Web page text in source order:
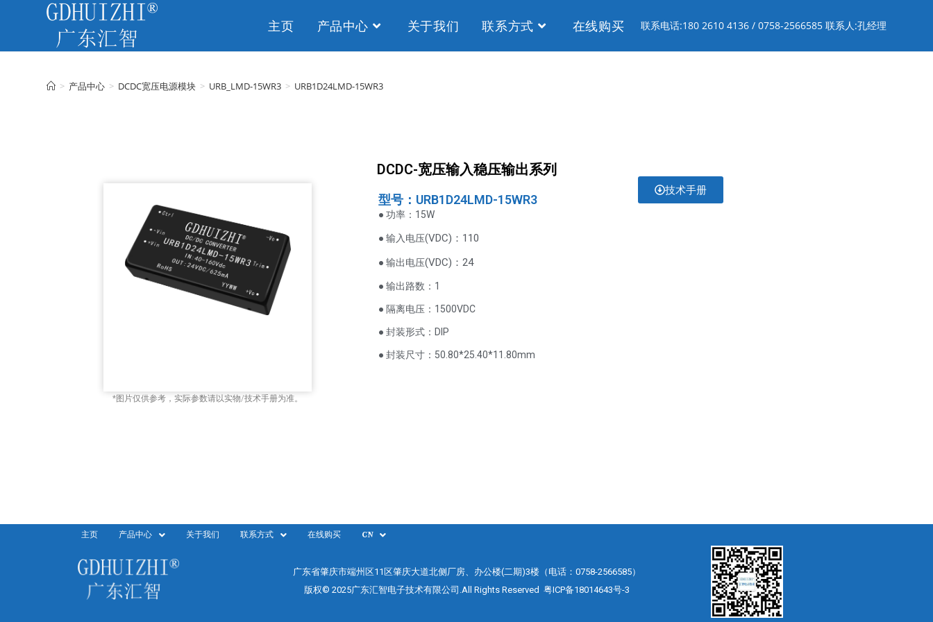
联系电话:180 2610 4136 / 0758-2566585 联系人:孔经理
主页 产品中心 关于我们 联系方式 在线购买
> 产品中心 > DCDC宽压电源模块 > URB_LMD-15WR3 > URB1D24LMD-15WR3
DCDC-宽压输入稳压输出系列
*图片仅供参考，实际参数请以实物/技术手册为准。
型号：URB1D24LMD-15WR3
● 功率：15W
● 输入电压(VDC)：110
● 输出电压(VDC) ：24
● 输出路数：1
● 隔离电压：1500VDC
● 封装形式：DIP
● 封装尺寸：50.80*25.40*11.80mm
技术手册
主页 产品中心 关于我们 联系方式 在线购买 CN
广东省肇庆市端州区11区肇庆大道北侧厂房、办公楼(二期)3楼（电话：0758-2566585）
版权© 2025广东汇智电子技术有限公司.All Rights Reserved 粤ICP备18014643号-3